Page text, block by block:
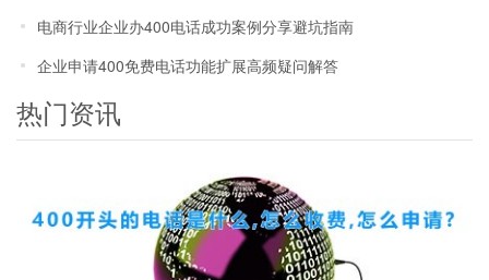
电商行业企业办400电话成功案例分享避坑指南
企业申请400免费电话功能扩展高频疑问解答
热门资讯